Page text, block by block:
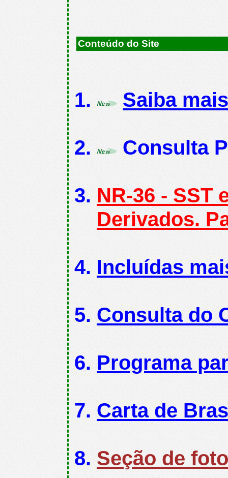
Conteúdo do Site
Saiba
Consulta
NR-36 - SST
Derivados.
Incluídas
Consulta do
Programa
Carta de
Seção de